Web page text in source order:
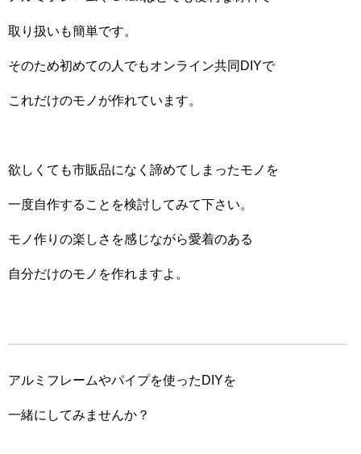
取り扱いも簡単です。
そのため初めての人でもオンライン共同DIYで
これだけのモノが作れています。
欲しくても市販品になく諦めてしまったモノを
一度自作することを検討してみて下さい。
モノ作りの楽しさを感じながら愛着のある
自分だけのモノを作れますよ。
アルミフレームやパイプを使ったDIYを
一緒にしてみませんか？